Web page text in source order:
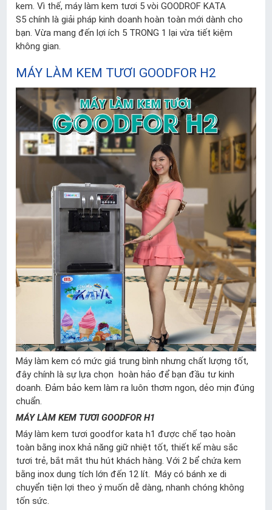
kem. Vì thế, máy làm kem tươi 5 vòi GOODROF KATA
S5 chính là giải pháp kinh doanh hoàn toàn mới dành cho
bạn. Vừa mang đến lợi ích 5 TRONG 1 lại vừa tiết kiệm
không gian.
MÁY LÀM KEM TƯƠI GOODFOR H2
Máy làm kem có mức giá trung bình nhưng chất lượng tốt,
đây chính là sự lựa chọn hoàn hảo để bạn đầu tư kinh
doanh. Đảm bảo kem làm ra luôn thơm ngon, dẻo mịn đúng
chuẩn.
MÁY LÀM KEM TƯƠI GOODFOR H1
Máy làm kem tươi goodfor kata h1 được chế tạo hoàn
toàn bằng inox khả năng giữ nhiệt tốt, thiết kế màu sắc
tươi trẻ, bắt mắt thu hút khách hàng. Với 2 bể chứa kem
bằng inox dung tích lớn đến 12 lít. Máy có bánh xe di
chuyển tiện lợi theo ý muốn dễ dàng, nhanh chóng không
tốn sức.